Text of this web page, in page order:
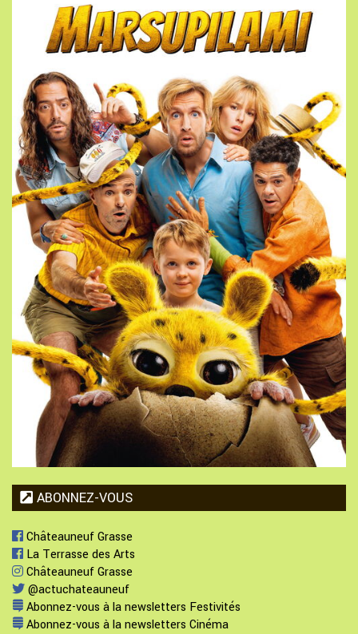
ABONNEZ-VOUS
Châteauneuf Grasse
La Terrasse des Arts
Châteauneuf Grasse
@actuchateauneuf
Abonnez-vous à la newsletters Festivités
Abonnez-vous à la newsletters Cinéma